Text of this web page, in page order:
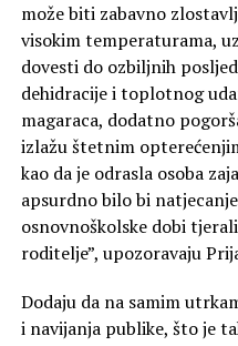
može biti zabavno
visokim temperaturama,
dovesti do ozbiljnih
dehidracije i toplotnog
magaraca, dodatno
izlažu štetnim
kao da je odrasla osoba
apsurdno bilo bi
osnovnoškolske dobi
roditelje”, upozoravaju
Dodaju da na samim
i navijanja publike, što je